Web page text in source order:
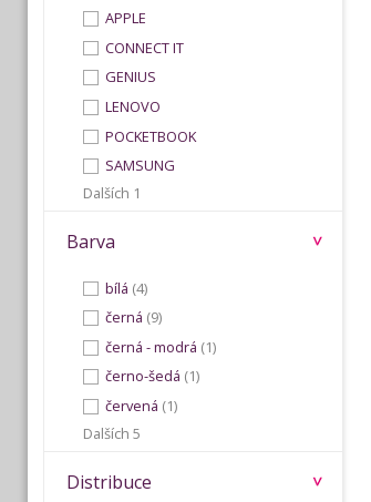
APPLE
CONNECT IT
GENIUS
LENOVO
POCKETBOOK
SAMSUNG
Dalších 1
Barva
bílá (4)
černá (9)
černá - modrá (1)
černo-šedá (1)
červená (1)
Dalších 5
Distribuce